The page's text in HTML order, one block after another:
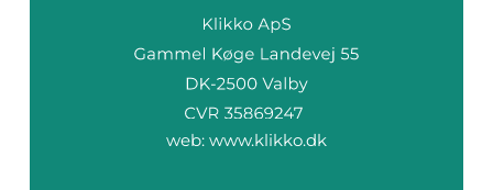
web: www.klikko.dk